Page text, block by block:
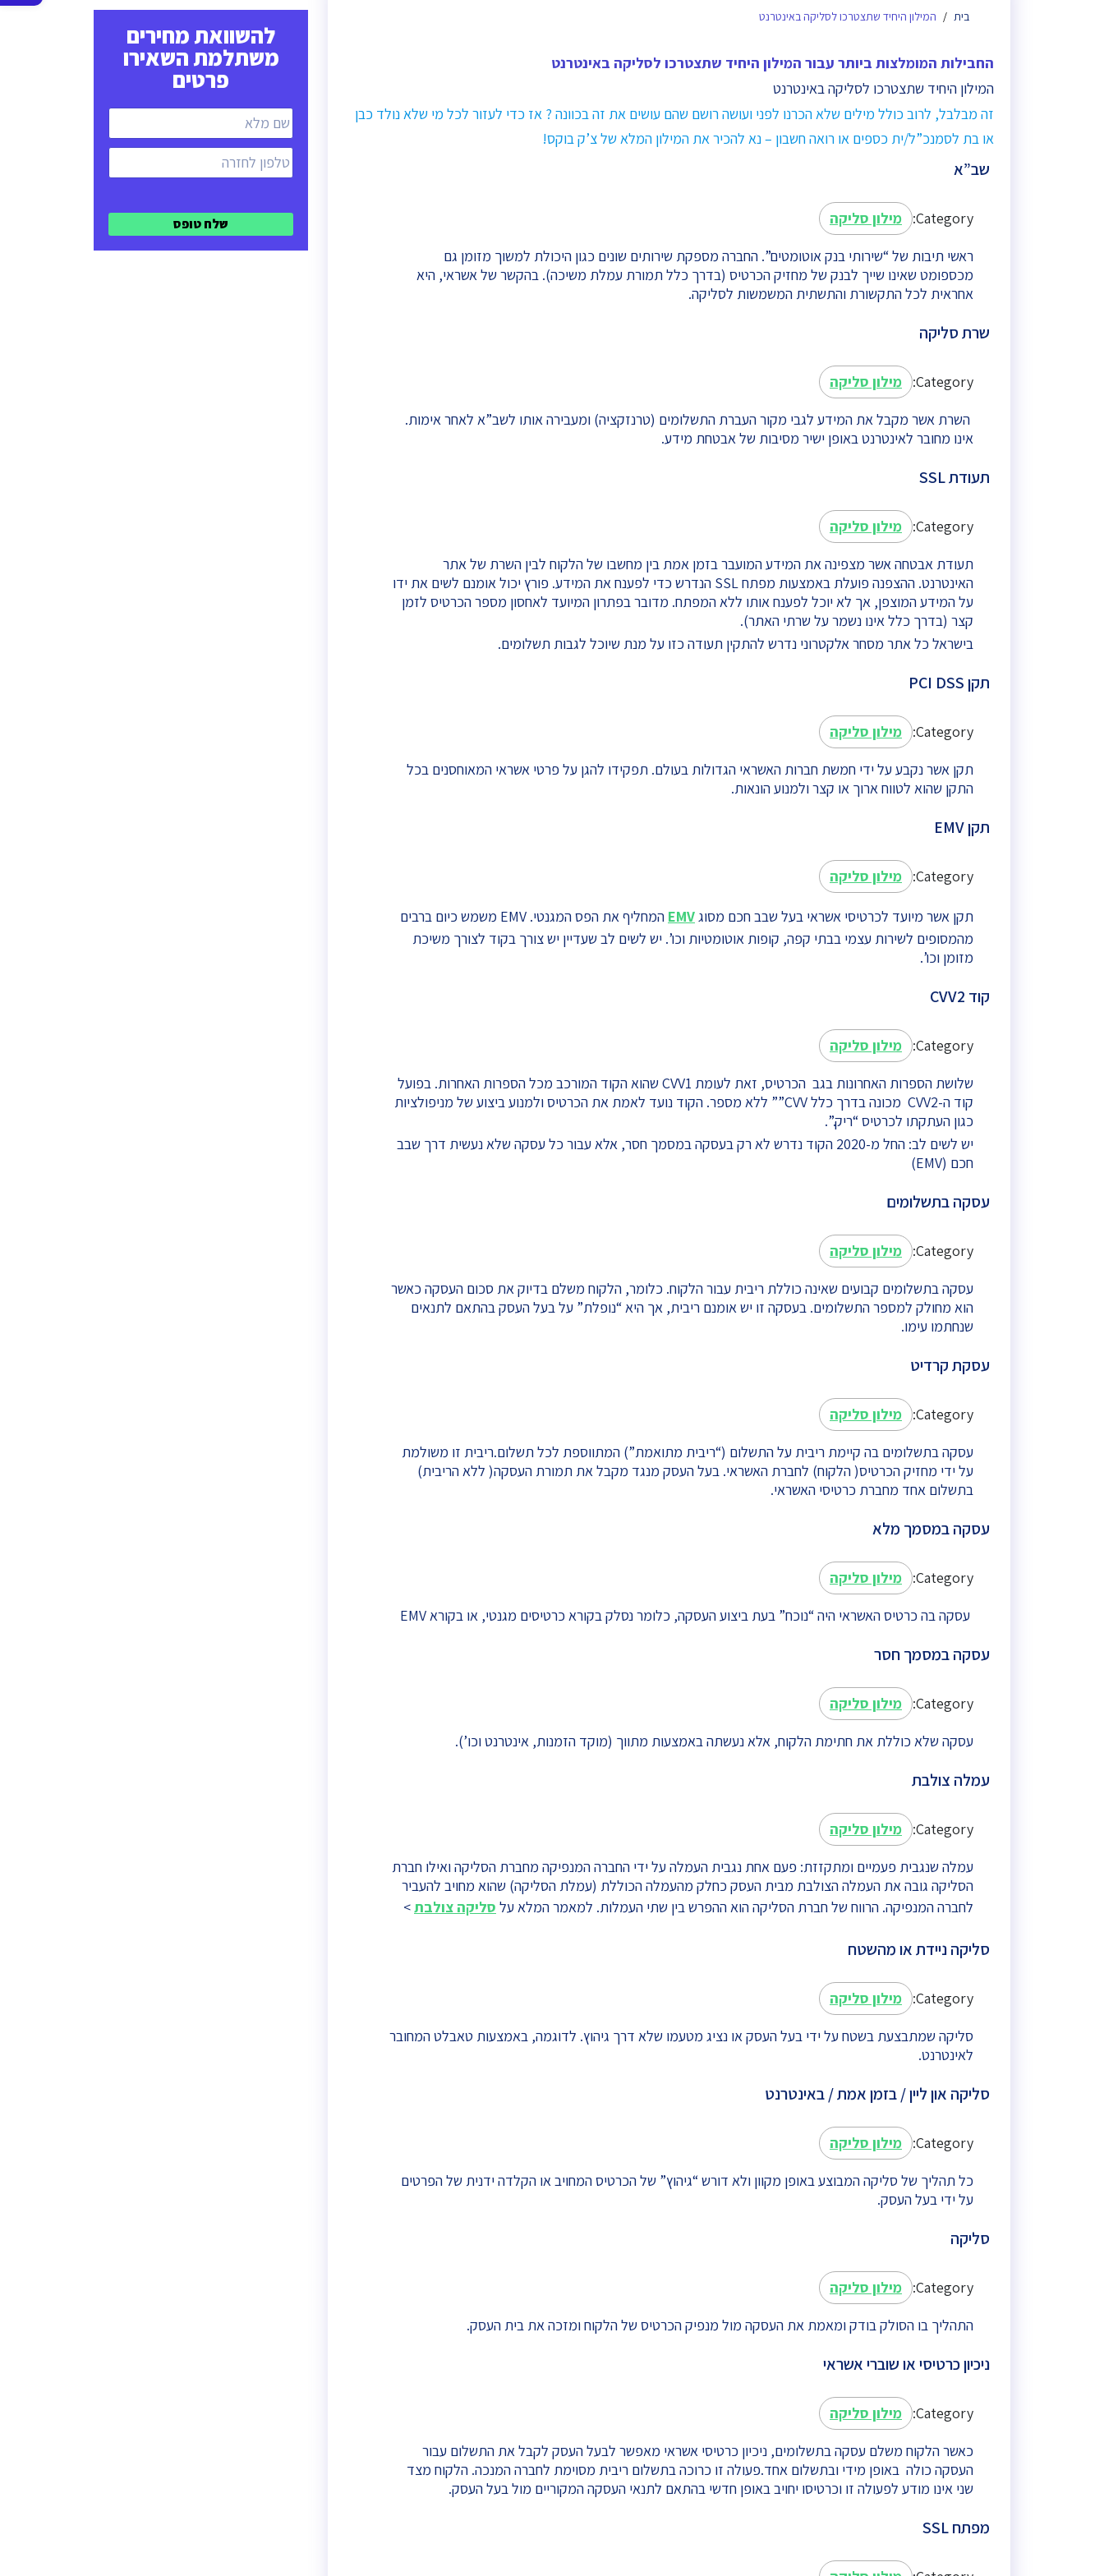
סרגל
בית המילון היחיד שתצטרכו לסליקה באינטרנט
החבילות המומלצות ביותר עבור המילון היחיד שתצטרכו לסליקה באינטרנט
המילון היחיד שתצטרכו לסליקה באינטרנט
זה מבלבל, לרוב כולל מילים שלא הכרנו לפני ועושה רושם שהם עושים את זה בכוונה ? אז כדי לעזור לכל מי שלא נולד כבן
או בת לסמנכ”ל/ית כספים או רואה חשבון – נא להכיר את המילון המלא של צ’ק בוקס!
שב”א
Category:
מילון סליקה
ראשי תיבות של “שירותי בנק אוטומטים”. החברה מספקת שירותים שונים כגון היכולת למשוך מזומן גם
מכספומט שאינו שייך לבנק של מחזיק הכרטיס (בדרך כלל תמורת עמלת משיכה). בהקשר של אשראי, היא
אחראית לכל התקשורת והתשתית המשמשות לסליקה.
שרת סליקה
Category:
מילון סליקה
השרת אשר מקבל את המידע לגבי מקור העברת התשלומים (טרנזקציה) ומעבירה אותו לשב”א לאחר אימות.
אינו מחובר לאינטרנט באופן ישיר מסיבות של אבטחת מידע.
תעודת SSL
Category:
מילון סליקה
תעודת אבטחה אשר מצפינה את המידע המועבר בזמן אמת בין מחשבו של הלקוח לבין השרת של אתר
האינטרנט. ההצפנה פועלת באמצעות מפתח SSL הנדרש כדי לפענח את המידע. פורץ יכול אומנם לשים את ידו
על המידע המוצפן, אך לא יוכל לפענח אותו ללא המפתח. מדובר בפתרון המיועד לאחסון מספר הכרטיס לזמן
קצר (בדרך כלל אינו נשמר על שרתי האתר).
בישראל כל אתר מסחר אלקטרוני נדרש להתקין תעודה כזו על מנת שיוכל לגבות תשלומים.
תקן PCI DSS
Category:
מילון סליקה
תקן אשר נקבע על ידי חמשת חברות האשראי הגדולות בעולם. תפקידו להגן על פרטי אשראי המאוחסנים בכל
התקן שהוא לטווח ארוך או קצר ולמנוע הונאות.
תקן EMV
Category: מילון סליקה
תקן אשר מיועד לכרטיסי אשראי בעל שבב חכם מסוגEMV
המחליף את הפס המגנטי. EMV משמש כיום ברבים
מהמסופים לשירות עצמי בבתי קפה, קופות אוטומטיות וכו’. יש לשים לב שעדיין יש צורך בקוד לצורך משיכת
מזומן וכו’.
קוד CVV2
Category:
מילון סליקה
שלושת הספרות האחרונות בגב הכרטיס, זאת לעומת CVV1 שהוא הקוד המורכב מכל הספרות האחרות. בפועל
קוד ה-CVV2 מכונה בדרך כלל CVV”” ללא מספר. הקוד נועד לאמת את הכרטיס ולמנוע ביצוע של מניפולציות
כגון העתקתו לכרטיס “ריק.”.
יש לשים לב: החל מ-2020 הקוד נדרש לא רק בעסקה במסמך חסר, אלא עבור כל עסקה שלא נעשית דרך שבב
חכם (EMV)
עסקה בתשלומים
Category:
מילון סליקה
עסקה בתשלומים קבועים שאינה כוללת ריבית עבור הלקוח. כלומר, הלקוח משלם בדיוק את סכום העסקה כאשר
הוא מחולק למספר התשלומים. בעסקה זו יש אומנם ריבית, אך היא “נופלת” על בעל העסק בהתאם לתנאים
שנחתמו עימו.
עסקת קרדיט
Category:
מילון סליקה
עסקה בתשלומים בה קיימת ריבית על התשלום (“ריבית מתואמת”) המתווספת לכל תשלום.ריבית זו משולמת
על ידי מחזיק הכרטיס( הלקוח) לחברת האשראי. בעל העסק מנגד מקבל את תמורת העסקה( ללא הריבית)
בתשלום אחד מחברת כרטיסי האשראי.
עסקה במסמך מלא
Category:
מילון סליקה
עסקה בה כרטיס האשראי היה “נוכח” בעת ביצוע העסקה, כלומר נסלק בקורא כרטיסים מגנטי, או בקורא EMV
עסקה במסמך חסר
Category:
מילון סליקה
עסקה שלא כוללת את חתימת הלקוח, אלא נעשתה באמצעות מתווך (מוקד הזמנות, אינטרנט וכו’).
עמלה צולבת
Category:
מילון סליקה
עמלה שנגבית פעמיים ומתקזזת: פעם אחת נגבית העמלה על ידי החברה המנפיקה מחברת הסליקה ואילו חברת
הסליקה גובה את העמלה הצולבת מבית העסק כחלק מהעמלה הכוללת (עמלת הסליקה) שהוא מחויב להעביר
לחברה המנפיקה. הרווח של חברת הסליקה הוא ההפרש בין שתי העמלות. למאמר המלא על סליקה צולבת>
סליקה ניידת או מהשטח
Category:
מילון סליקה
סליקה שמתבצעת בשטח על ידי בעל העסק או נציג מטעמו שלא דרך גיהוץ. לדוגמה, באמצעות טאבלט המחובר
לאינטרנט.
סליקה און ליין / בזמן אמת / באינטרנט
Category:
מילון סליקה
כל תהליך של סליקה המבוצע באופן מקוון ולא דורש “גיהוץ” של הכרטיס המחויב או הקלדה ידנית של הפרטים
על ידי בעל העסק.
סליקה
Category:
מילון סליקה
התהליך בו הסולק בודק ומאמת את העסקה מול מנפיק הכרטיס של הלקוח ומזכה את בית העסק.
ניכיון כרטיסי או שוברי אשראי
Category:
מילון סליקה
כאשר הלקוח משלם עסקה בתשלומים, ניכיון כרטיסי אשראי מאפשר לבעל העסק לקבל את התשלום עבור
העסקה כולה באופן מידי ובתשלום אחד.פעולה זו כרוכה בתשלום ריבית מסוימת לחברה המנכה. הלקוח מצד
שני אינו מודע לפעולה זו וכרטיסו יחויב באופן חדשי בהתאם לתנאי העסקה המקוריים מול בעל העסק.
מפתח SSL
להשוואת מחירים
משתלמת השאירו
פרטים